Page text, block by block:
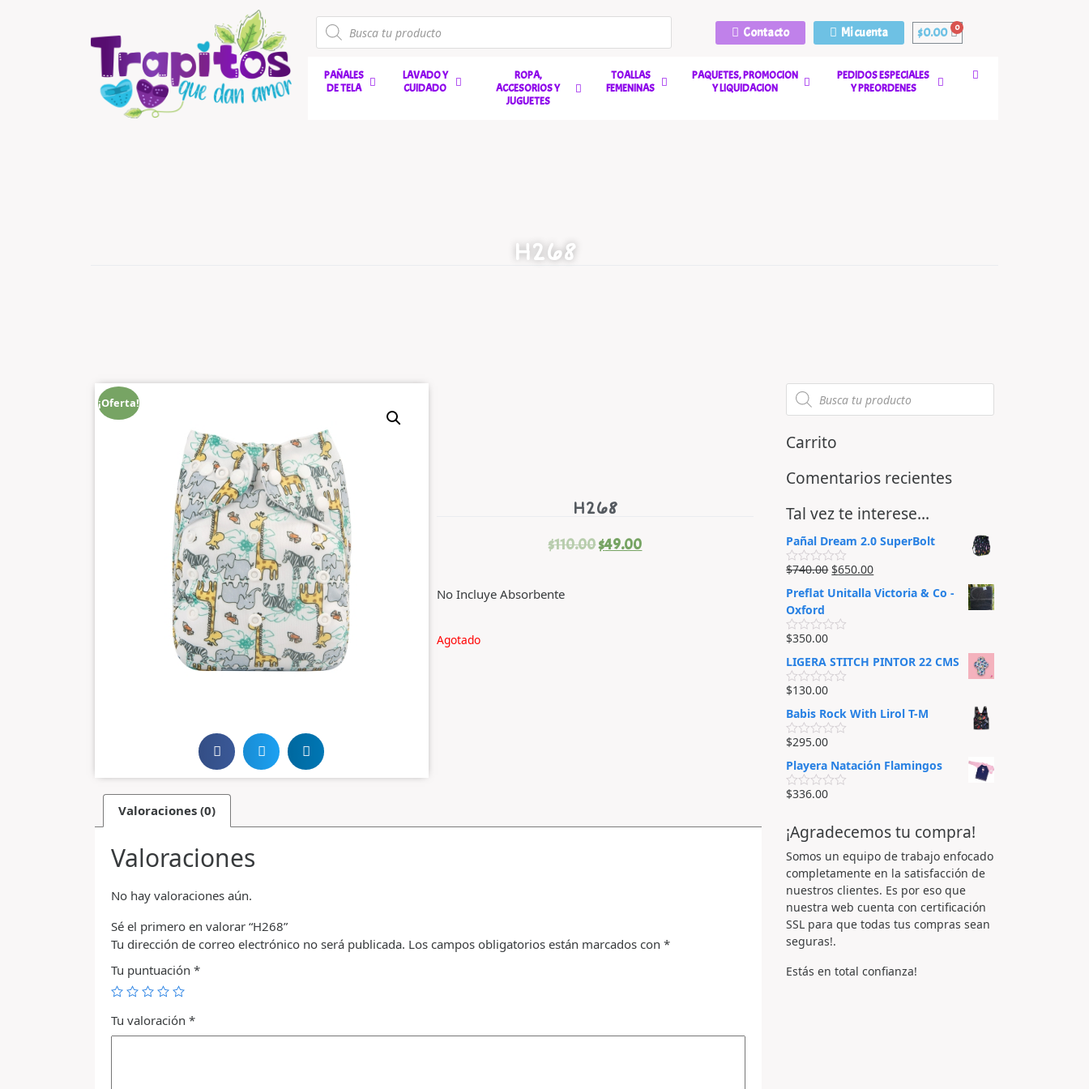
Contacto Mi cuenta $0.00
PAÑALES
DE TELA
LAVADO Y
CUIDADO
ROPA,
ACCESORIOS Y
JUGUETES
TOALLAS
FEMENINAS
PAQUETES, PROMOCION
Y LIQUIDACION
PEDIDOS ESPECIALES
Y PREORDENES
H268
¡Oferta!
H268
$110.00$49.00
No Incluye Absorbente
Agotado
Valoraciones (0)
Valoraciones
No hay valoraciones aún.
Sé el primero en valorar “H268”
Tu dirección de correo electrónico no será publicada. Los campos obligatorios están marcados con *
Tu puntuación *
Tu valoración *
Carrito
Comentarios recientes
Tal vez te interese…
Pañal Dream 2.0 SuperBolt
V
l
o
r
a
d
e
n
0
d
e
5
$740.00 $650.00
Preflat Unitalla Victoria & Co -
Oxford
V
l
o
r
a
d
o
e
n
d
e
5
$350.00
LIGERA STITCH PINTOR 22 CMS
V
l
o
r
a
d
o
e
n
e
5
$130.00
Babis Rock With Lirol T-M
V
l
o
r
a
e
0
d
e
5
$295.00
Playera Natación Flamingos
V
o
r
a
o
e
0
d
5
$336.00
¡Agradecemos tu compra!
Somos un equipo de trabajo enfocado
completamente en la satisfacción de
nuestros clientes. Es por eso que
nuestra web cuenta con certificación
SSL para que todas tus compras sean
seguras!.
Estás en total confianza!